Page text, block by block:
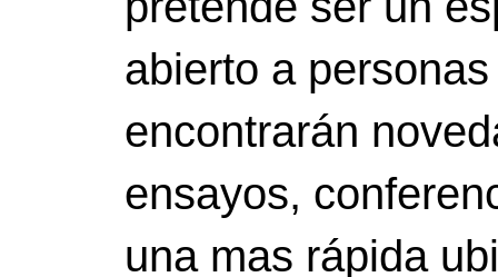
abierto a
encontrarán
ensayos,
una mas rápida